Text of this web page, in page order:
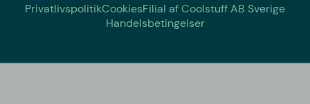
PrivatlivspolitikCookiesFilial af Coolstuff AB Sverige
Handelsbetingelser